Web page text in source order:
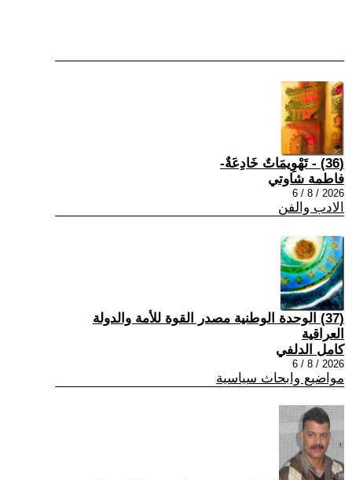
(36) - تَهْوِيمَاتٌ خَادِعَةٌ-
فاطمة شاوتي
2026 / 8 / 6
الادب والفن
(37) الوحدة الوطنية مصدر القوة للأمة والدولة
العراقية
كامل الدلفي
2026 / 8 / 6
مواضيع وابحاث سياسية